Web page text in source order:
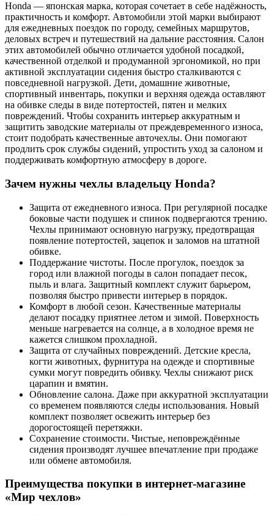
Honda — японская марка, которая сочетает в себе надёжность,
практичность и комфорт. Автомобили этой марки выбирают
для ежедневных поездок по городу, семейных маршрутов,
деловых встреч и путешествий на дальние расстояния. Салон
этих автомобилей обычно отличается удобной посадкой,
качественной отделкой и продуманной эргономикой, но при
активной эксплуатации сидения быстро сталкиваются с
повседневной нагрузкой. Дети, домашние животные,
спортивный инвентарь, покупки и верхняя одежда оставляют
на обивке следы в виде потертостей, пятен и мелких
повреждений. Чтобы сохранить интерьер аккуратным и
защитить заводские материалы от преждевременного износа,
стоит подобрать качественные авточехлы. Они помогают
продлить срок службы сидений, упростить уход за салоном и
поддерживать комфортную атмосферу в дороге.
Зачем нужны чехлы владельцу Honda?
Защита от ежедневного износа. При регулярной посадке
боковые части подушек и спинок подвергаются трению.
Чехлы принимают основную нагрузку, предотвращая
появление потертостей, зацепок и заломов на штатной
обивке.
Поддержание чистоты. После прогулок, поездок за
город или влажной погоды в салон попадает песок,
пыль и влага. Защитный комплект служит барьером,
позволяя быстро привести интерьер в порядок.
Комфорт в любой сезон. Качественные материалы
делают посадку приятнее летом и зимой. Поверхность
меньше нагревается на солнце, а в холодное время не
кажется слишком прохладной.
Защита от случайных повреждений. Детские кресла,
когти животных, фурнитура на одежде и спортивные
сумки могут повредить обивку. Чехлы снижают риск
царапин и вмятин.
Обновление салона. Даже при аккуратной эксплуатации
со временем появляются следы использования. Новый
комплект позволяет освежить интерьер без
дорогостоящей перетяжки.
Сохранение стоимости. Чистые, неповреждённые
сидения производят лучшее впечатление при продаже
или обмене автомобиля.
Преимущества покупки в интернет-магазине
«Мир чехлов»